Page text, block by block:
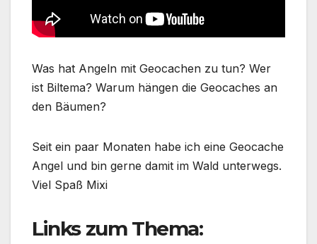
Was hat Angeln mit Geocachen zu tun? Wer
ist Biltema? Warum hängen die Geocaches an
den Bäumen?
Seit ein paar Monaten habe ich eine Geocache
Angel und bin gerne damit im Wald unterwegs.
Viel Spaß Mixi
Links zum Thema: